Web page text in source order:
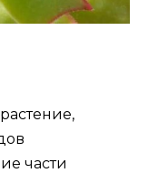
части